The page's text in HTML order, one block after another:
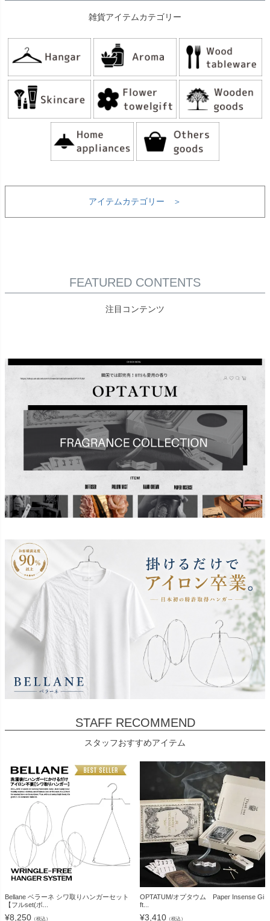
雑貨アイテムカテゴリー
アイテムカテゴリー ＞
FEATURED CONTENTS
注目コンテンツ
STAFF RECOMMEND
スタッフおすすめアイテム
Bellane ベラーネ シワ取りハンガーセット
【フルset(ボ...
¥8,250 （税込）
OPTATUM/オプタウム Paper Insense Gi
ft...
¥3,410 （税込）